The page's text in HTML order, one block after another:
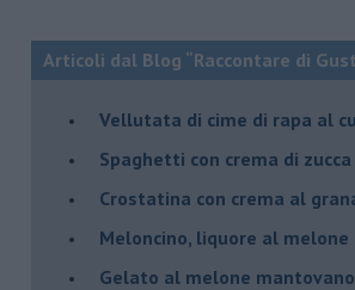
Articoli dal Blog “Raccontare di
Vellutata di cime di rapa al
Spaghetti con crema di zucca
Crostatina con crema al
Meloncino, liquore al melone
Gelato al melone mantovano